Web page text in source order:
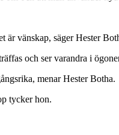
är vänskap, säger Hester
och ser varandra i
menar Hester Botha.
tycker hon.